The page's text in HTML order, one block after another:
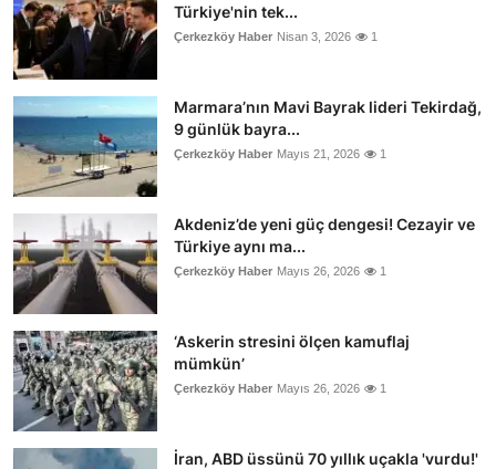
Türkiye'nin tek...
Çerkezköy Haber Nisan 3, 2026 1
Marmara’nın Mavi Bayrak lideri Tekirdağ,
9 günlük bayra...
Çerkezköy Haber Mayıs 21, 2026 1
Akdeniz’de yeni güç dengesi! Cezayir ve
Türkiye aynı ma...
Çerkezköy Haber Mayıs 26, 2026 1
‘Askerin stresini ölçen kamuflaj
mümkün’
Çerkezköy Haber Mayıs 26, 2026 1
İran, ABD üssünü 70 yıllık uçakla 'vurdu!'